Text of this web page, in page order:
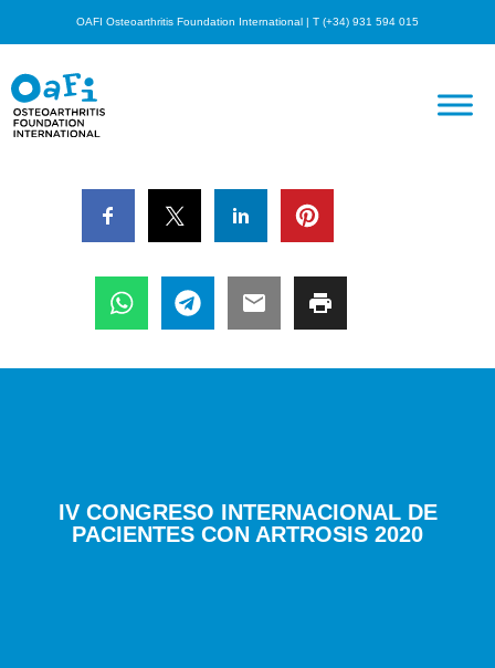
OAFI Osteoarthritis Foundation International | T (+34) 931 594 015
IV CONGRESO INTERNACIONAL DE
PACIENTES CON ARTROSIS 2020